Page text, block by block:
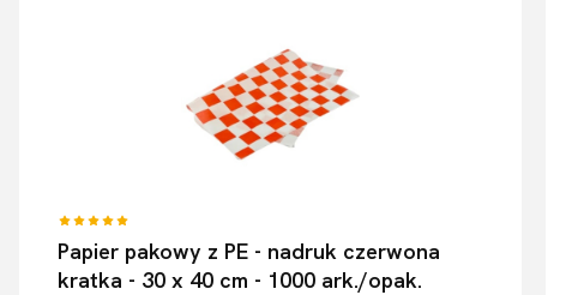
Papier pakowy z PE - nadruk czerwona
kratka - 30 x 40 cm - 1000 ark./opak.